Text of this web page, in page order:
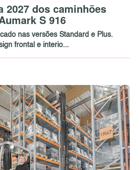
2027 dos caminhões
S 916
nas versões Standard e Plus.
frontal e interio...